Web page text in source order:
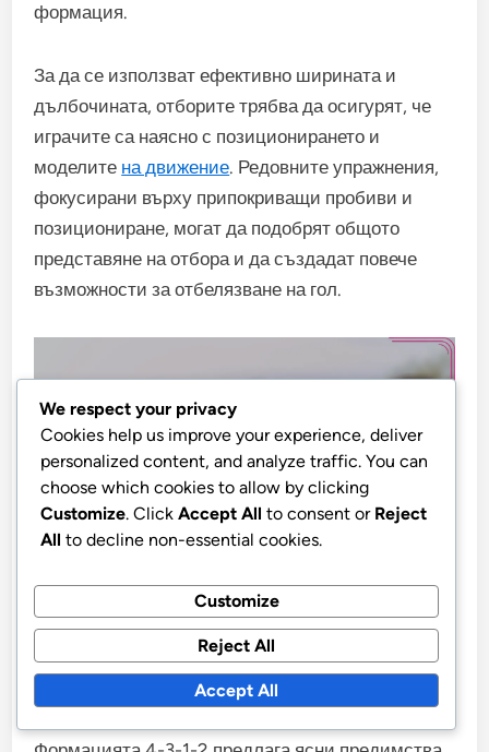
формация.
За да се използват ефективно ширината и
дълбочината, отборите трябва да осигурят, че
играчите са наясно с позиционирането и
моделите на движение. Редовните упражнения,
фокусирани върху припокриващи пробиви и
позициониране, могат да подобрят общото
представяне на отбора и да създадат повече
възможности за отбелязване на гол.
Как формацията 4-3-1-2 се
сравнява с други тактически
настройки?
We respect your privacy
Cookies help us improve your experience, deliver
personalized content, and analyze traffic. You can
choose which cookies to allow by clicking
Customize. Click Accept All to consent or Reject
All to decline non-essential cookies.
Customize
Reject All
Accept All